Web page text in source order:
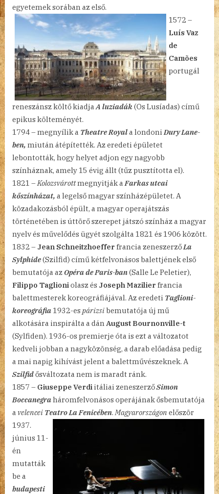
egyetemeksorában az első.
1572 –
Luís Vaz
de
Camões
portugál
reneszánsz költő kiadjaA luziadák(Os Lusíadas) című
epikus költeményét.
1794 – megnyílik a Theatre Royala londoniDury Lane-
ben, miután átépítették. Az eredeti épületet
lebontották, hogy helyet adjon egy nagyobb
színháznak, amely 15 évig állt (tűz pusztította el).
1821 –Kolozsvárottmegnyitják aFarkas utcai
kőszínházat, a legelső magyar színházépületet. A
közadakozásból épült, a magyar operajátszás
történetében is úttörő szerepet játszó színház a magyar
nyelv és művelődés ügyét szolgálta 1821 és 1906 között.
1832 – Jean Schneitzhoeffer francia zeneszerzőLa
Sylphide(Szilfid) című kétfelvonásos balettjének első
bemutatója az Opéra de Paris-ban(Salle Le Peletier),
Filippo Taglioniolasz és Joseph Mazilier francia
balettmesterek koreográfiájával. Az eredeti Taglioni-
koreográfia 1932-es párizsibemutatója új mű
alkotására inspirálta a dánAugust Bournonville-t
(Sylfiden). 1936-os premierje óta is ezt a változatot
kedveli jobban a nagyközönség, a darab előadása pedig
a mai napig kihívást jelent a balettművészeknek. A
Szilfidősváltozata nem is maradt ránk.
1857 – Giuseppe Verdiitáliai zeneszerzőSimon
Boccanegraháromfelvonásos operájának ősbemutatója
a velencei TeatroLa Fenicében.Magyarországon először
1937.
június 11-
én
mutatták
be a
budapesti